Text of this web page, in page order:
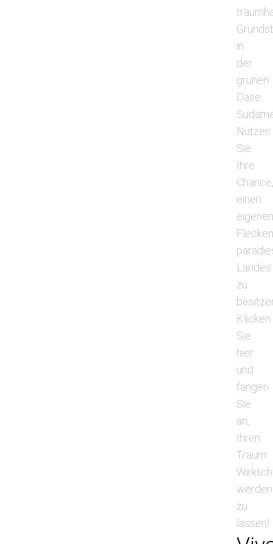
in
der
grünen
Oase
Nutzen
Sie
Ihre
Chance,
einen
eigenen
Flecken
Landes
zu
Klicken
Sie
hier
und
fangen
Sie
an,
Ihren
Traum
werden
zu
lassen!